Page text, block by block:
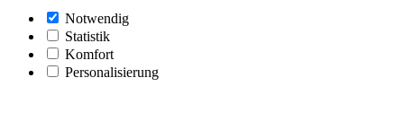
Notwendig
Statistik
Komfort
Personalisierung